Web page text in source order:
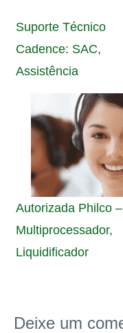
Suporte Técnico
Cadence: SAC,
Assistência
Autorizada Philco –
Multiprocessador,
Liquidificador
Deixe um